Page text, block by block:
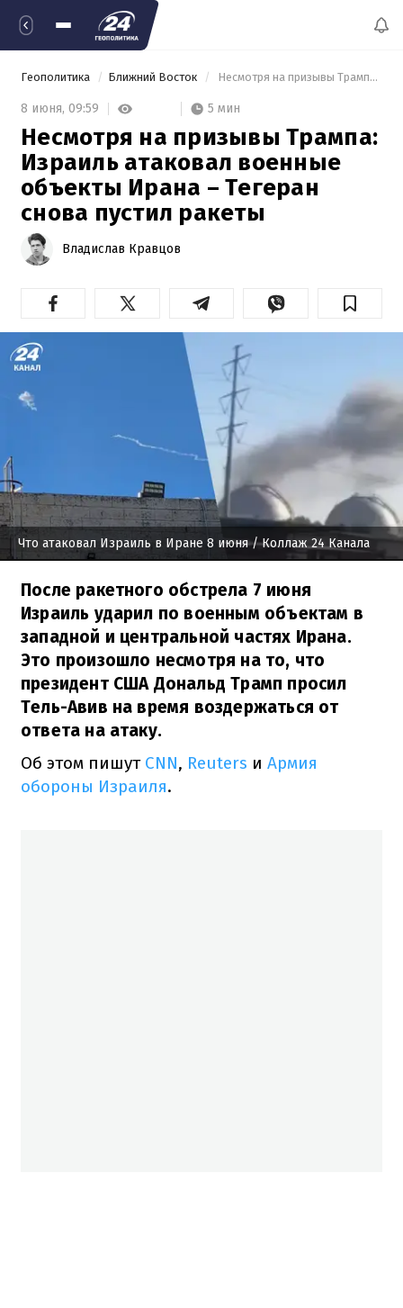
Геополитика Ближний Восток Несмотря на призывы Трампа: Израиль атаковал военные объекты Ирана – Тегеран снова пустил ракеты
8 июня, 09:59 5 мин
Несмотря на призывы Трампа:
Израиль атаковал военные
объекты Ирана – Тегеран
снова пустил ракеты
Владислав Кравцов
Что атаковал Израиль в Иране 8 июня/ Коллаж 24 Канала
После ракетного обстрела 7 июня
Израиль ударил по военным объектам в
западной и центральной частях Ирана.
Это произошло несмотря на то, что
президент США Дональд Трамп просил
Тель-Авив на время воздержаться от
ответа на атаку.
Об этом пишут CNN, Reuters и Армия
обороны Израиля.